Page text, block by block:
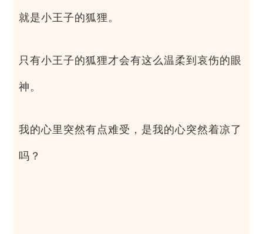
就是小王子的狐狸。
只有小王子的狐狸才会有这么温柔到哀伤的眼
神。
我的心里突然有点难受，是我的心突然着凉了
吗？